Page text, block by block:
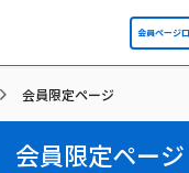
会員ページ
会員限定ページ
会員限定ページ